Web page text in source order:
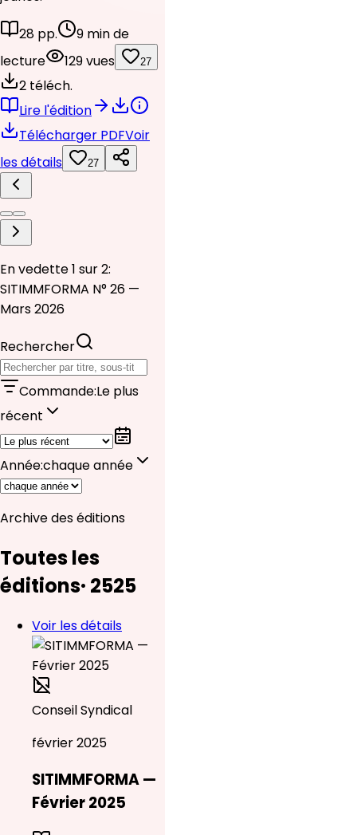
28 pp.
9 min de
lecture
129 vues 27
2 téléch.
Lire l'édition
Télécharger PDFVoir
les détails
27
En vedette 1 sur 2:
SITIMMFORMA N° 26 —
Mars 2026
Rechercher
Commande:Le plus
récent
Année:chaque année
Archive des éditions
Toutes les
éditions· 2525
Voir les détails
Conseil Syndical
février 2025
SITIMMFORMA —
Février 2025